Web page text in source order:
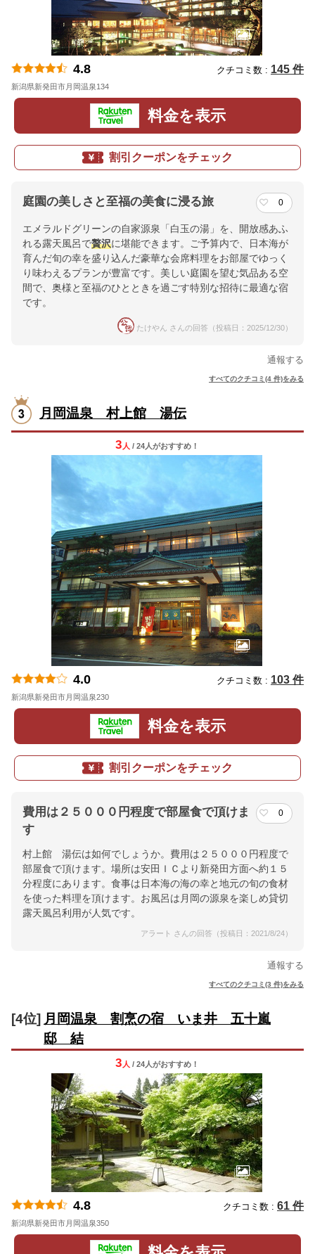
4.8 クチコミ数 : 145 件
新潟県新発田市月岡温泉134
料金を表示
割引クーポンをチェック
庭園の美しさと至福の美食に浸る旅 0
エメラルドグリーンの自家源泉「白玉の湯」を、開放感あふ
れる露天風呂で贅沢に堪能できます。ご予算内で、日本海が
育んだ旬の幸を盛り込んだ豪華な会席料理をお部屋でゆっく
り味わえるプランが豊富です。美しい庭園を望む気品ある空
間で、奥様と至福のひとときを過ごす特別な招待に最適な宿
です。
たけやん さんの回答（投稿日：2025/12/30）
通報する
すべてのクチコミ(4 件)をみる
月岡温泉 村上館 湯伝
3 人 / 24人がおすすめ！
4.0 クチコミ数 : 103 件
新潟県新発田市月岡温泉230
料金を表示
割引クーポンをチェック
費用は２５０００円程度で部屋食で頂けま
す
0
村上館 湯伝は如何でしょうか。費用は２５０００円程度で
部屋食で頂けます。場所は安田ＩＣより新発田方面へ約１５
分程度にあります。食事は日本海の海の幸と地元の旬の食材
を使った料理を頂けます。お風呂は月岡の源泉を楽しめ貸切
露天風呂利用が人気です。
アラート さんの回答（投稿日：2021/8/24）
通報する
すべてのクチコミ(3 件)をみる
[4位] 月岡温泉 割烹の宿 いま井 五十嵐
邸 結
3 人 / 24人がおすすめ！
4.8 クチコミ数 : 61 件
新潟県新発田市月岡温泉350